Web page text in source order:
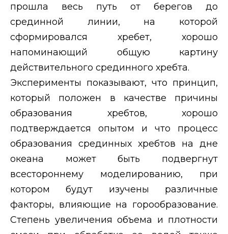
прошла весь путь от берегов до
срединной линии, на которой
сформировался хребет, хорошо
напоминающий общую картину
действительного срединного хребта.
Эксперименты показывают, что принцип,
который положен в качестве причины
образования хребтов, хорошо
подтверждается опытом и что процесс
образования срединных хребтов на дне
океана может быть подвергнут
всестороннему моделированию, при
котором будут изучены различные
факторы, влияющие на горообразование.
Степень увеличения объема и плотности